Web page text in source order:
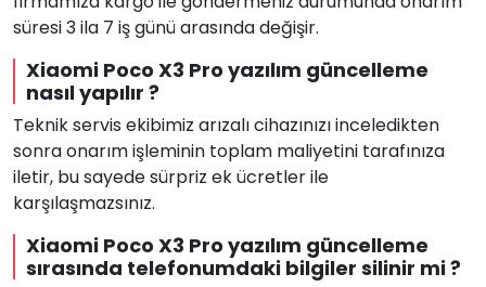
süresi 3 ila 7 iş günü arasında değişir.
Xiaomi Poco X3 Pro yazılım güncelleme
nasıl yapılır ?
Teknik servis ekibimiz arızalı cihazınızı inceledikten
sonra onarım işleminin toplam maliyetini tarafınıza
iletir, bu sayede sürpriz ek ücretler ile
karşılaşmazsınız.
Xiaomi Poco X3 Pro yazılım güncelleme
sırasında telefonumdaki bilgiler silinir mi ?